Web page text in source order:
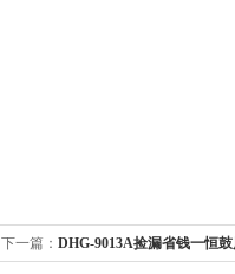
下一篇： DHG-9013A捡漏省钱一恒